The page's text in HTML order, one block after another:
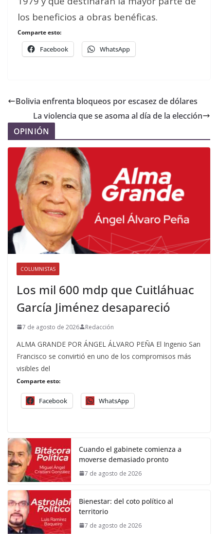
los beneficios a obras benéficas.
Comparte esto:
Facebook WhatsApp
Bolivia enfrenta bloqueos por escasez de dólares
La violencia que se asoma al día de la elección
OPINIÓN
COLUMNISTAS
Los mil 600 mdp que Cuitláhuac
García Jiménez desapareció
7 de agosto de 2026 Redacción
ALMA GRANDE POR ÁNGEL ÁLVARO PEÑA El Ingenio San
Francisco se convirtió en uno de los compromisos más
visibles del
Comparte esto:
Facebook WhatsApp
Cuando el gabinete comienza a
moverse demasiado pronto
7 de agosto de 2026
Bienestar: del coto político al
territorio
7 de agosto de 2026